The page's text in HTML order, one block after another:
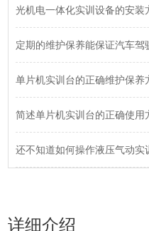
光机电一体化实训设备的安装
定期的维护保养能保证汽车驾
单片机实训台的正确维护保养
简述单片机实训台的正确使用
还不知道如何操作液压气动实
详细介绍